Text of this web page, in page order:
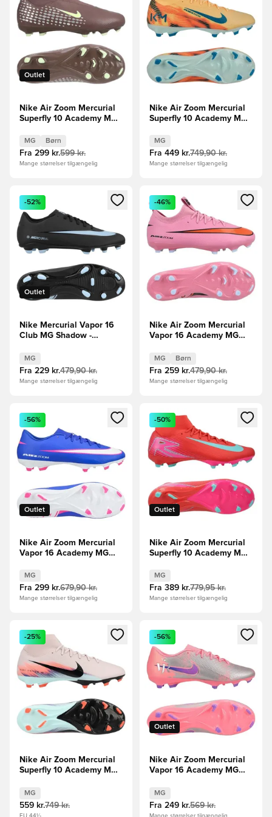
Outlet
Nike Air Zoom Mercurial
Superfly 10 Academy MG
Brun/Sølv Børn
MG Børn
Fra 299 kr.599 kr.
Mange størrelser tilgængelig
Nike Air Zoom Mercurial
Superfly 10 Academy MG
Orange/Turkis/Grøn
MG
Fra 449 kr.749,90 kr.
Mange størrelser tilgængelig
Åbner en Modal til at logge ind eller tilmelde dig som
Outlet
-52%
Nike Mercurial Vapor 16
Club MG Shadow -
MG
Fra 229 kr.479,90 kr.
Mange størrelser tilgængelig
Åbner en Modal til at logge
-46%
Nike Air Zoom Mercurial
Vapor 16 Academy MG
Pink/Sort/Orange Børn
MG Børn
Fra 259 kr.479,90 kr.
Mange størrelser tilgængelig
Åbner en Modal til at logge ind eller tilmelde dig som
Outlet
-56%
Nike Air Zoom Mercurial
Vapor 16 Academy MG
MG
Fra 299 kr.679,90 kr.
Mange størrelser tilgængelig
Åbner en Modal til at logge
Outlet
-50%
Nike Air Zoom Mercurial
Superfly 10 Academy MG
MG
Fra 389 kr.779,95 kr.
Mange størrelser tilgængelig
Åbner en Modal til at logge ind eller tilmelde dig som
-25%
Nike Air Zoom Mercurial
Superfly 10 Academy MG
MG
559 kr.749 kr.
EU 44½
Åbner en Modal til at logge
Outlet
-56%
Nike Air Zoom Mercurial
Vapor 16 Academy MG
Pink/Blå
MG
Fra 249 kr.569 kr.
Mange størrelser tilgængelig